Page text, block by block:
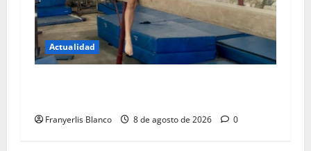
Actualidad
Franyerlis Blanco 8 de agosto de 2026 0